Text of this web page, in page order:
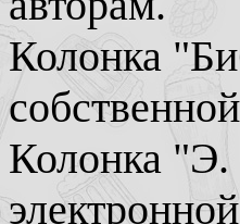
Колонка
Колонка "Э.